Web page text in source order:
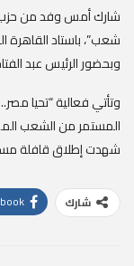
شارك أمس وفد من حزب
شعب”، باستاد القاهرة
وبحضور الرئيس عبد
وتأتي فعالية “تحيا
المستمر من الشعب
شهدت إطلاق قافلة
شارك